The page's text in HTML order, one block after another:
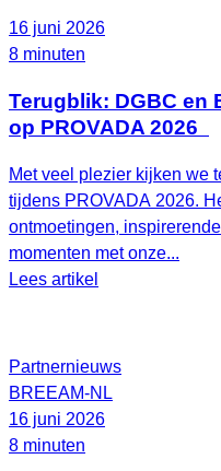
16 juni 2026
8 minuten
Terugblik: DGBC en
op PROVADA 2026
Met veel plezier kijken we
tijdens PROVADA 2026.
ontmoetingen,
momenten met onze...
Lees artikel
Partnernieuws
BREEAM-NL
16 juni 2026
8 minuten